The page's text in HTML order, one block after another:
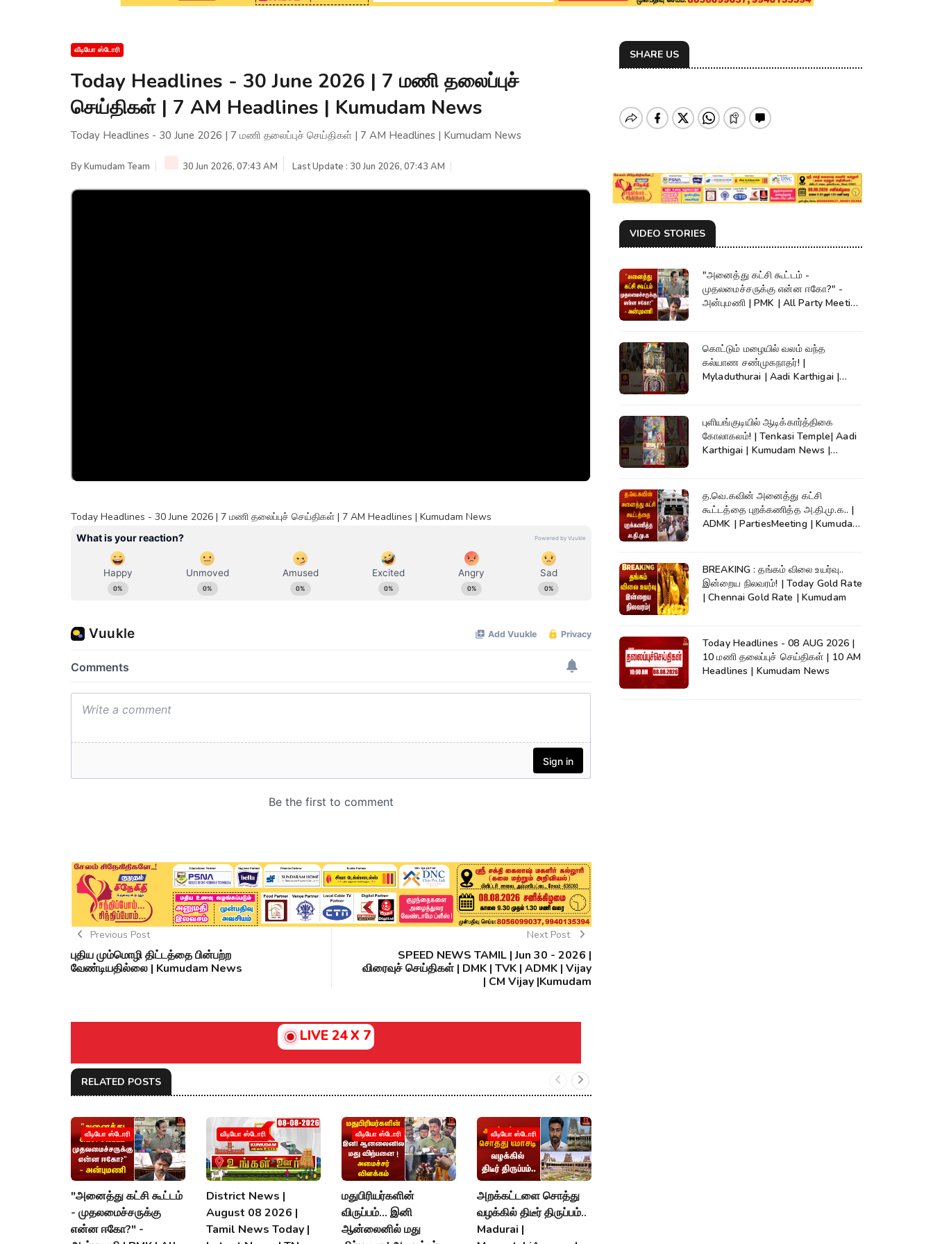
வீடியோ ஸ்டோரி
Today Headlines - 30 June 2026 | 7 மணி தலைப்புச்
செய்திகள் | 7 AM Headlines | Kumudam News
Today Headlines - 30 June 2026 | 7 மணி தலைப்புச் செய்திகள் | 7 AM Headlines | Kumudam News
ByKumudam Team 30 Jun 2026, 07:43 AM Last Update : 30 Jun 2026, 07:43 AM
Today Headlines - 30 June 2026 | 7 மணி தலைப்புச் செய்திகள் | 7 AM Headlines | Kumudam News
Previous Post
புதிய மும்மொழி திட்டத்தை பின்பற்ற
வேண்டியதில்லை | Kumudam News
Next Post
SPEED NEWS TAMIL | Jun 30 - 2026 |
விரைவுச் செய்திகள் | DMK | TVK | ADMK | Vijay
| CM Vijay |Kumudam
LIVE 24 X 7
RELATED POSTS
வீடியோ ஸ்டோரி
"அனைத்து கட்சி கூட்டம்
- முதலமைச்சருக்கு
என்ன ஈகோ?" -
வீடியோ ஸ்டோரி
District News |
August 08 2026 |
Tamil News Today |
வீடியோ ஸ்டோரி
மதுபிரியர்களின்
விருப்பம்... இனி
ஆன்லைனில் மது
வீடியோ ஸ்டோரி
அறக்கட்டளை சொத்து
வழக்கில் திடீர் திருப்பம்..
Madurai |
SHARE US
VIDEO STORIES
"அனைத்து கட்சி கூட்டம் -
முதலமைச்சருக்கு என்ன ஈகோ?" -
அன்புமணி | PMK | All Party Meeting
கொட்டும் மழையில் வலம் வந்த
கல்யாண சண்முகநாதர்! |
Myladuthurai | Aadi Karthigai |
புளியங்குடியில் ஆடிக்கார்த்திகை
கோலாகலம்! | Tenkasi Temple| Aadi
Karthigai | Kumudam News |
த.வெ.கவின் அனைத்து கட்சி
கூட்டத்தை புறக்கணித்த அ.தி.மு.க.. |
ADMK | PartiesMeeting | Kumudam
BREAKING : தங்கம் விலை உயர்வு..
இன்றைய நிலவரம்! | Today Gold Rate
| Chennai Gold Rate | Kumudam
Today Headlines - 08 AUG 2026 |
10 மணி தலைப்புச் செய்திகள் | 10 AM
Headlines | Kumudam News